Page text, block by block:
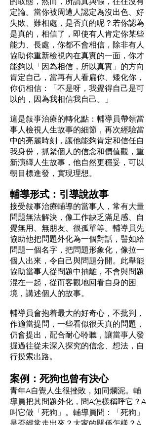
定論。當你被周遭人認定為沒出色、好
失敗、難相處，是否真的呢？若你認為
是真的，相信了，即使有人肯定你某些
能力、長處，你都不會相信，除非有人
協助你重新檢視內在真實的一面，你才
能夠以「因為相信，所以真實」的方向
肯定自己，當再有人看扁你、矮化你，
你仍相信：「不是呀，我覺得自己是可
以的，因為我相信我自己。」
這是敍事治療的轉化點：輔導員帶領當
事人檢視人生故事的細節，再次經驗當
中的亮麗時刻，讓他能夠肯定和信任自
我身份，抓緊個人的信念和價值觀，重
新演繹人生故事，他自然更穩妥，可以
朝目標進發，實現理想。
輔導形式：引導說故事
接受敍事治療輔導的當事人，常有大量
問題無法解決，像工作缺乏滿足感、自
覺無用、無朋友、很孤單等。輔導員先
協助他把問題外化為一個對話，譬如給
問題一個名字，把問題形象化，像拉一
個人出來，令自己與問題分開。此舉能
協助當事人從問題中抽離，不會與問題
混在一起，從而客觀地回看自身的困
境，講述個人的故事。
輔導員會抱着最大的好奇心，不批判，
作適當提問，一些看似很天真的問題，
仍會提出，配合耐心聆聽，讓當事人發
掘過往從未深入探究的信念、想法，自
行摸索出路。
案例：死狗也曾有決心
青年A自覺人生很挫敗，如同爛泥。輔
導員把其問題外化，問A怎樣稱呼它？A
叫它做「死狗」。輔導員問：「死狗」
是否經常走出來？大家的關係怎樣？A